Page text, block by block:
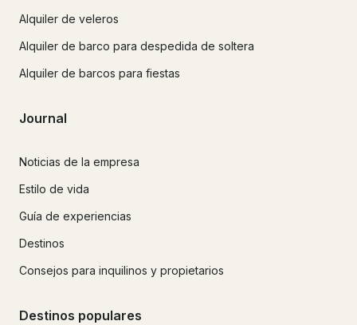
Alquiler de veleros
Alquiler de barco para despedida de soltera
Alquiler de barcos para fiestas
Journal
Noticias de la empresa
Estilo de vida
Guía de experiencias
Destinos
Consejos para inquilinos y propietarios
Destinos populares